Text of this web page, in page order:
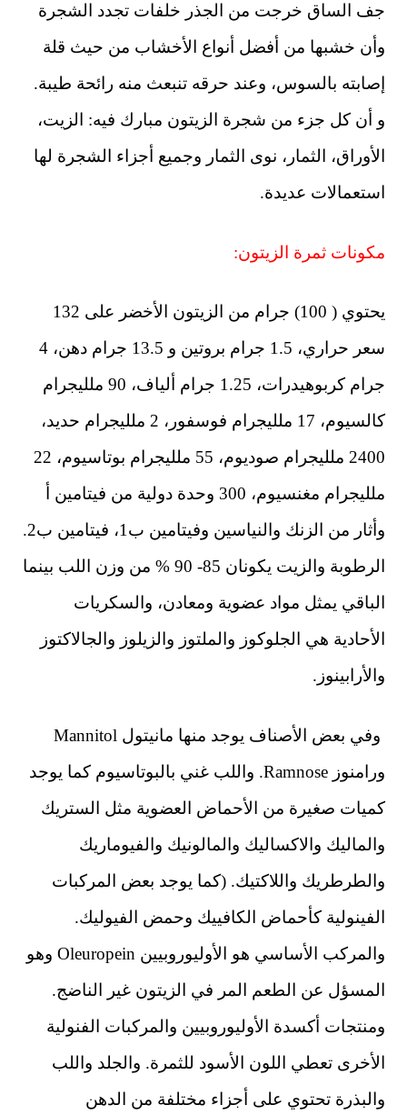
جف الساق خرجت من الجذر خلفات تجدد الشجرة
وأن خشبها من أفضل أنواع الأخشاب من حيث قلة
إصابته بالسوس، وعند حرقه تنبعث منه رائحة طيبة.
و أن كل جزء من شجرة الزيتون مبارك فيه: الزيت،
الأوراق، الثمار، نوى الثمار وجميع أجزاء الشجرة لها
استعمالات عديدة.
مكونات ثمرة الزيتون:
يحتوي ( 100) جرام من الزيتون الأخضر على 132
سعر حراري، 1.5 جرام بروتين و 13.5 جرام دهن، 4
جرام كربوهيدرات، 1.25 جرام ألياف، 90 ملليجرام
كالسيوم، 17 ملليجرام فوسفور، 2 ملليجرام حديد،
2400 ملليجرام صوديوم، 55 ملليجرام بوتاسيوم، 22
ملليجرام مغنسيوم، 300 وحدة دولية من فيتامين أ
وأثار من الزنك والنياسين وفيتامين ب1، فيتامين ب2.
الرطوبة والزيت يكونان 85- 90 % من وزن اللب بينما
الباقي يمثل مواد عضوية ومعادن، والسكريات
الأحادية هي الجلوكوز والملتوز والزيلوز والجالاكتوز
والأرابينوز.
وفي بعض الأصناف يوجد منها مانيتول Mannitol
ورامنوز Ramnose. واللب غني بالبوتاسيوم كما يوجد
كميات صغيرة من الأحماض العضوية مثل الستريك
والماليك والاكساليك والمالونيك والفيوماريك
والطرطريك واللاكتيك. (كما يوجد بعض المركبات
الفينولية كأحماض الكافييك وحمض الفيوليك.
والمركب الأساسي هو الأوليوروبيين Oleuropein وهو
المسؤل عن الطعم المر في الزيتون غير الناضج.
ومنتجات أكسدة الأوليوروبيين والمركبات الفنولية
الأخرى تعطي اللون الأسود للثمرة. والجلد واللب
والبذرة تحتوي على أجزاء مختلفة من الدهن